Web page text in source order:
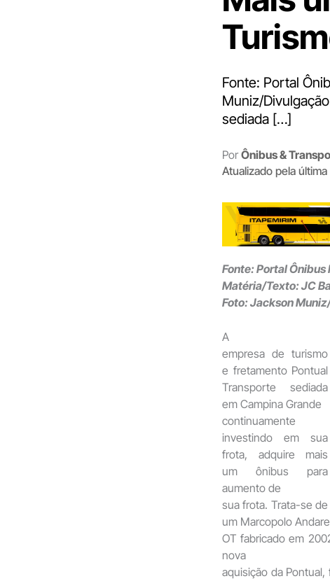
Fonte: Portal
Muniz/
sediada […]
Por Ônibus &
Atualizado pela
Fonte: Portal Ônibus
Matéria/Texto: JC
Foto: Jackson
A
empresa de turismo
e fretamento Pontual
Transporte sediada
em Campina Grande
continuamente
investindo em sua
frota, adquire mais
um ônibus para
aumento de
sua frota. Trata-se de
um Marcopolo
OT fabricado em
nova
aquisição da